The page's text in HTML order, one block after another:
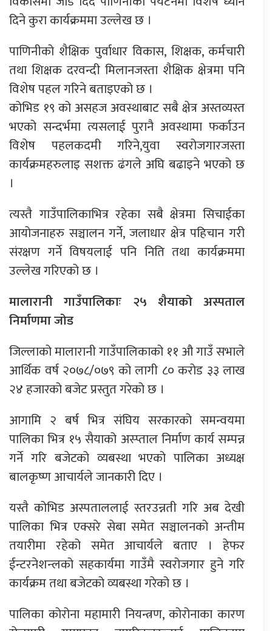
दिने कुरा कार्यक्रममा उल्लेख छ ।
पाणिनीको शैक्षिक पुर्वाधार विकास, शिक्षक, कर्मचारी
तथा शिक्षक दरवन्दी मिलानजस्ता शैक्षिक क्षेत्रमा पनि
विशेष पहल गरिने बताइएको छ ।
कोभिड १९ को असहज अवस्थाबाट सबै क्षेत्र अस्तव्यस्त
भएको सन्दर्भमा त्यसलाई पुरानै अवस्थामा फर्काउन
विशेष पहलकदमी गरिने,युवा स्वरोजगारजस्ता
कार्यक्रमहरुलाइ सशक्त ढंगले अघि बढाइने भएको छ
।
त्यस्तै गाउँपालिकाभित्र रहेका सबै क्षेत्रमा सिचाईका
आयोजनाहरु सञ्चालन गर्ने, जलाधार क्षेत्र पहिचान गरी
संरक्षण गर्ने विषयलाई पनि निति तथा कार्यक्रममा
उल्लेख गरिएको छ ।
मालारानी गाउँपालिकाः २५ शैयाको अस्पताल
निर्माणमा जोड
जिल्लाको मालारानी गाउँपालिकाको ११ औ गाउँ सभाले
आर्थिक वर्ष २०७८/०७९ को लागी ८० करोड ३३ लाख
२४ हजारको बजेट प्रस्तुत गरेको छ ।
आगामि २ बर्ष भित्र संघिय सरकारको समन्वयमा
पालिका भित्र १५ सैयाको अस्प्ताल निर्माण कार्य सम्पन्न
गर्ने गरि बजेटको व्यबस्था भएको पालिका अध्यक्ष
बालकृष्ण आचार्यले जानकारी दिए ।
यस्तै कोभिड अस्पताललाई स्तरउन्नती गरि अब देखी
पालिका भित्र एक्सरे सेबा समेत सञ्चालनको अन्तीम
तयारीमा रहेको समेत आचार्यले बताए । हेफर
ईन्टरनेशन्लको सहकार्यमा गाउँमै स्वरोजगार हुने गरि
कार्यक्रम तथा बजेटको व्यबस्था गरेको छ ।
पालिका कोरोना महामारी नियन्त्रण, कोरोनाका कारण